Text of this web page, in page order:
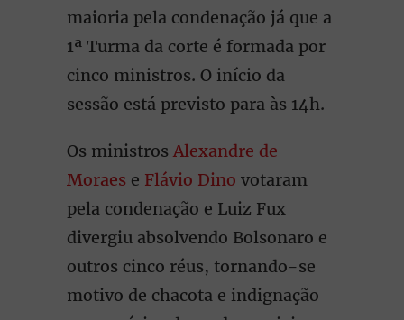
maioria pela condenação já que a
1ª Turma da corte é formada por
cinco ministros. O início da
sessão está previsto para às 14h.
Os ministros Alexandre de
Moraes e Flávio Dino votaram
pela condenação e Luiz Fux
divergiu absolvendo Bolsonaro e
outros cinco réus, tornando-se
motivo de chacota e indignação